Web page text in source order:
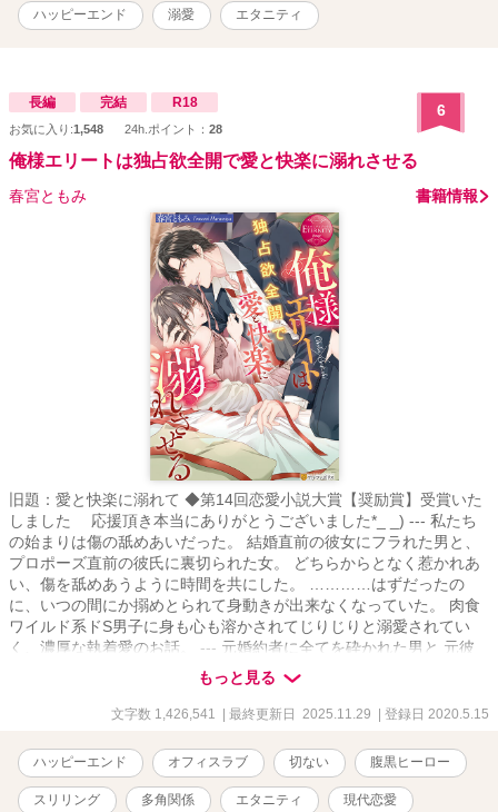
ハッピーエンド 溺愛 エタニティ
長編 完結 R18
お気に入り:1,548 24h.ポイント： 28
6
俺様エリートは独占欲全開で愛と快楽に溺れさせる
春宮ともみ 書籍情報
旧題：愛と快楽に溺れて ◆第14回恋愛小説大賞【奨励賞】受賞いた
しました 応援頂き本当にありがとうございました*_ _) --- 私たち
の始まりは傷の舐めあいだった。 結婚直前の彼女にフラれた男と、
プロポーズ直前の彼氏に裏切られた女。 どちらからとなく惹かれあ
い、傷を舐めあうように時間を共にした。 …………はずだったの
に、いつの間にか搦めとられて身動きが出来なくなっていた。 肉食
ワイルド系ドS男子に身も心も溶かされてじりじりと溺愛されてい
く、濃厚な執着愛のお話。 --- 元婚約者に全てを砕かれた男と 元彼
氏に"不感症"と言われ捨てられた女が紡ぐ、 トラウマ持ちふたりの
時々シリアスじれじれ溺愛ストーリー。 --- ＊印＝R18 ※印＝流血表
現含む暴力的・残酷描写があります。苦手な方はご注意ください。
話です。 ◎恋愛や人間関係に傷ついた登場人物ばかりでシリアスで
重たいシーン多め。腹黒や悪役もいますが全ての登場人物が物語を
経て成長していきます。 ◎（微量）ざまぁ＆スカッと・（一部の
もっと見る
文字数 1,426,541 | 最終更新日 2025.11.29 | 登録日 2020.5.15
ハッピーエンド オフィスラブ 切ない 腹黒ヒーロー
スリリング 多角関係 エタニティ 現代恋愛